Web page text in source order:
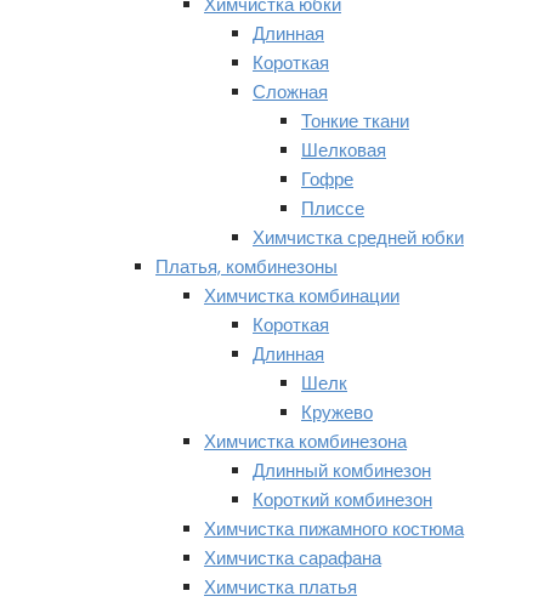
Химчистка юбки
Длинная
Короткая
Сложная
Тонкие ткани
Шелковая
Гофре
Плиссе
Химчистка средней юбки
Платья, комбинезоны
Химчистка комбинации
Короткая
Длинная
Шелк
Кружево
Химчистка комбинезона
Длинный комбинезон
Короткий комбинезон
Химчистка пижамного костюма
Химчистка сарафана
Химчистка платья